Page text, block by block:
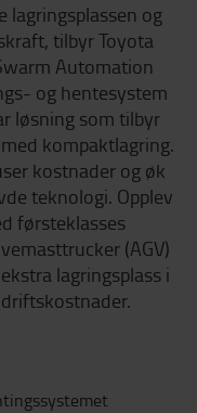
lagringsplassen og
tilbyr Toyota
Automation
og hentesystem
løsning som tilbyr
kompaktlagring.
kostnader og øk
teknologi. Opplev
førsteklasses
(AGV)
lagringsplass i